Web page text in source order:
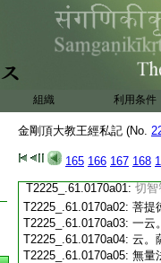
組織 利用条件
金剛頂大教王經私記 (No.
165 166 167 168
T2225_.61.0169c19:
T2225_.61.0169c20:
T2225_.61.0169c21:金剛
T2225_.61.0169c22:沙
通
證
T2225_.61.0169c25:西方
T2225_.61.0169c27:云具
T2225_.61.0169c28: 創至
T2225_.61.0169c29: 極果
T2225_.61.0170a01: 切智
T2225_.61.0170a02: 菩提
T2225_.61.0170a03: 一云
T2225_.61.0170a04: 云。
T2225_.61.0170a05: 無量